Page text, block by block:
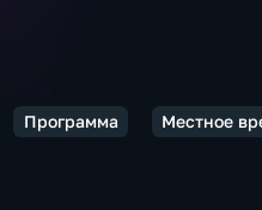
Программа Местное